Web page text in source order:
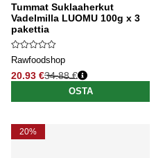
Tummat Suklaaherkut
Vadelmilla LUOMU 100g x 3
pakettia
Rawfoodshop
20.93 €
Normaali hinta
34.88 €
OSTA
20%